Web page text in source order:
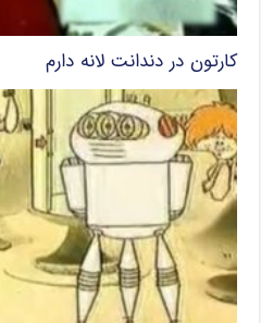
کارتون در دندانت لانه دارم